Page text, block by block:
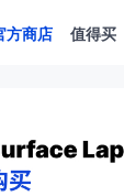
方商店 值得买